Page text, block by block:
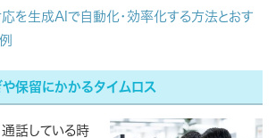
を生成AIで自動化・効率化する方法とおす
保留にかかるタイムロス
話している時